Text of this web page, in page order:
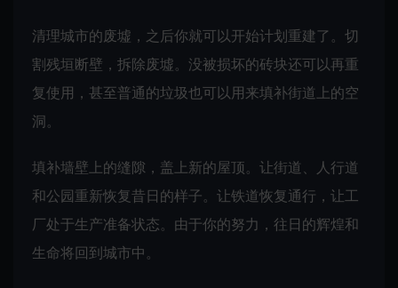
清理城市的废墟，之后你就可以开始计划重建了。切
割残垣断壁，拆除废墟。没被损坏的砖块还可以再重
复使用，甚至普通的垃圾也可以用来填补街道上的空
洞。
填补墙壁上的缝隙，盖上新的屋顶。让街道、人行道
和公园重新恢复昔日的样子。让铁道恢复通行，让工
厂处于生产准备状态。由于你的努力，往日的辉煌和
生命将回到城市中。